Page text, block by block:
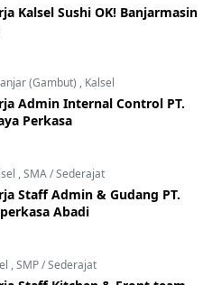
Kalsel Sushi OK! Banjarmasin
(Gambut) , Kalsel
Admin Internal Control PT.
Perkasa
,SMA / Sederajat
Staff Admin & Gudang PT.
Abadi
,SMP / Sederajat